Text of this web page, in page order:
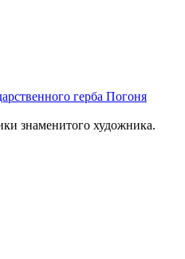
герба Погоня
знаменитого художника.